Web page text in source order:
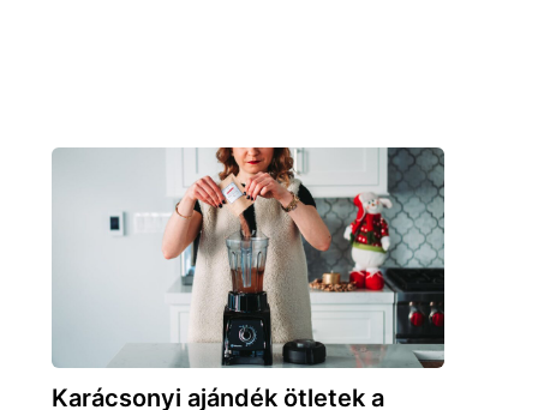
Karácsonyi ajándék ötletek a